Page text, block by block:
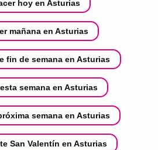
hoy en Asturias
mañana en Asturias
fin de semana en Asturias
semana en Asturias
semana en Asturias
San Valentín en Asturias